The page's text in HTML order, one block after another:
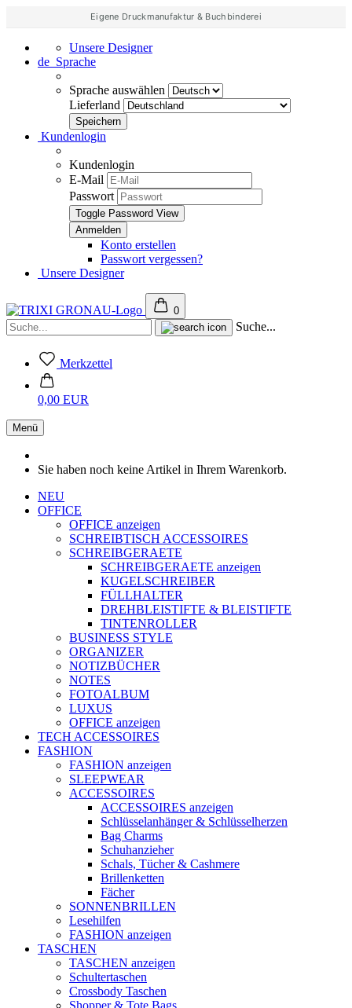
Eigene Druckmanufaktur & Buchbinderei
Unsere Designer
de Sprache
Sprache auswählen
Lieferland
Kundenlogin
Kundenlogin
E-Mail
Passwort
Toggle Password View
Konto erstellen
Passwort vergessen?
Unsere Designer
0
Suche...
Merkzettel
0,00 EUR
Menü
Sie haben noch keine Artikel in Ihrem Warenkorb.
NEU
OFFICE
OFFICE anzeigen
SCHREIBTISCH ACCESSOIRES
SCHREIBGERAETE
SCHREIBGERAETE anzeigen
KUGELSCHREIBER
FÜLLHALTER
DREHBLEISTIFTE & BLEISTIFTE
TINTENROLLER
BUSINESS STYLE
ORGANIZER
NOTIZBÜCHER
NOTES
FOTOALBUM
LUXUS
OFFICE anzeigen
TECH ACCESSOIRES
FASHION
FASHION anzeigen
SLEEPWEAR
ACCESSOIRES
ACCESSOIRES anzeigen
Schlüsselanhänger & Schlüsselherzen
Bag Charms
Schuhanzieher
Schals, Tücher & Cashmere
Brillenketten
Fächer
SONNENBRILLEN
Lesehilfen
FASHION anzeigen
TASCHEN
TASCHEN anzeigen
Schultertaschen
Crossbody Taschen
Shopper & Tote Bags